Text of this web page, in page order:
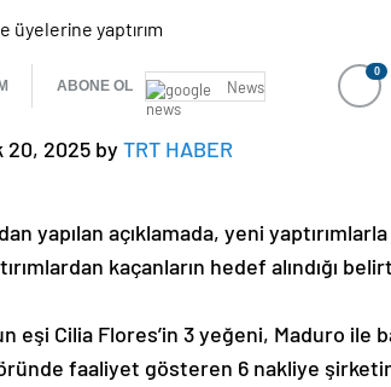
ABONE OL News
0
20, 2025 by TRT HABER
yapılan açıklamada, yeni
kaçanların hedef alındığı
eşi Cilia Flores’in 3 yeğeni, Maduro ile
faaliyet gösteren 6 nakliye